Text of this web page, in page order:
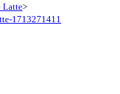
Latte>
1713271411